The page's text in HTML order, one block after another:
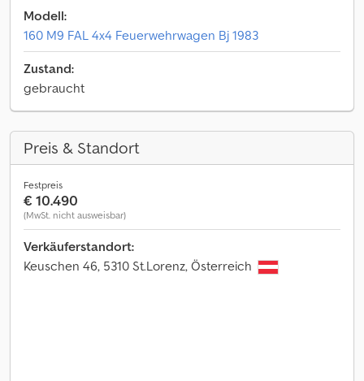
Modell:
160 M9 FAL 4x4 Feuerwehrwagen Bj 1983
Zustand:
gebraucht
Preis & Standort
Festpreis
€ 10.490
(MwSt. nicht ausweisbar)
Verkäuferstandort:
Keuschen 46, 5310 St.Lorenz, Österreich